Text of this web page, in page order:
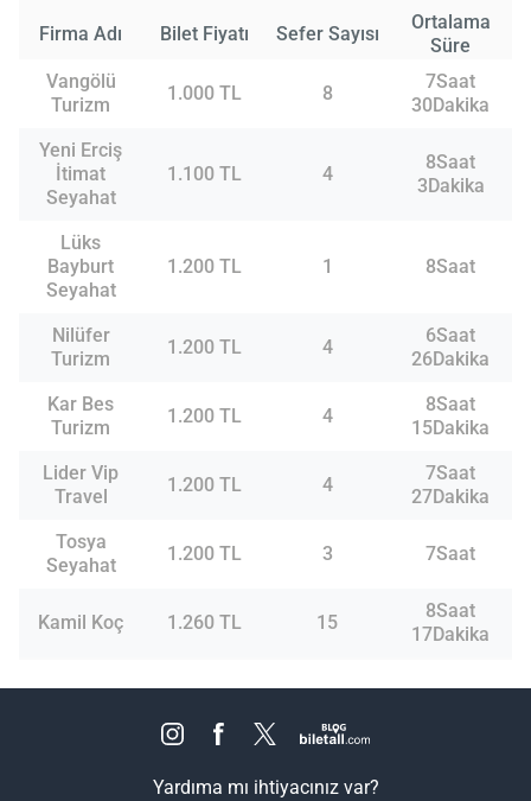
Firma Adı Bilet Fiyatı Sefer Sayısı
Ortalama
Süre
Vangölü
Turizm
1.000 TL 8
7Saat
30Dakika
Yeni Erciş
İtimat
Seyahat
1.100 TL 4
8Saat
3Dakika
Lüks
Bayburt
Seyahat
1.200 TL 1 8Saat
Nilüfer
Turizm
1.200 TL 4
6Saat
26Dakika
Kar Bes
Turizm
1.200 TL 4
8Saat
15Dakika
Lider Vip
Travel
1.200 TL 4
7Saat
27Dakika
Tosya
Seyahat
1.200 TL 3 7Saat
Kamil Koç 1.260 TL 15
8Saat
17Dakika
Yardıma mı ihtiyacınız var?